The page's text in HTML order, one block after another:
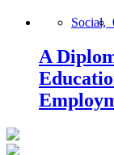
Social,
A